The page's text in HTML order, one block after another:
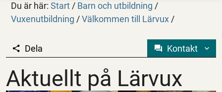
Du är här:Start / Barn och utbildning /
Vuxenutbildning / Välkommen till Lärvux /
Aktuellt på Lärvux
Dela Kontakt
Aktuellt på Lärvux